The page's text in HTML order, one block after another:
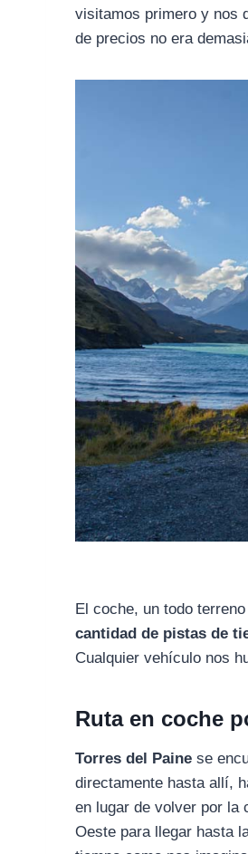
visitamos primero y nos
de precios no era
El coche, un todo
cantidad de pistas de
Cualquier vehículo nos
Ruta en coche
Torres del Paine se
directamente hasta allí,
en lugar de volver por la
Oeste para llegar hasta